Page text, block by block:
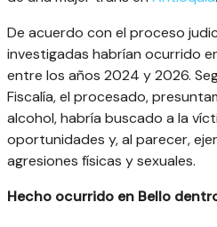
De acuerdo con el proceso
investigadas habrían ocurrido
entre los años 2024 y 2026.
Fiscalía, el procesado,
alcohol, habría buscado a la
oportunidades y, al parecer,
agresiones físicas y sexuales.
Hecho ocurrido en Bello